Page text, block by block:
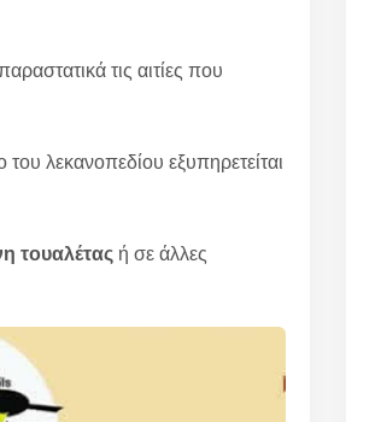
τις αιτίες που
του λεκανοπεδίου εξυπηρετείται
τουαλέτας ή σε άλλες